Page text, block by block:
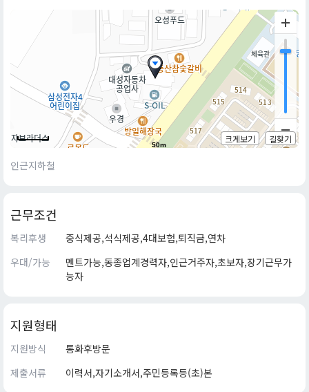
50m
크게보기 길찾기
인근지하철
근무조건
복리후생
중식제공,석식제공,4대보험,퇴직금,연차
우대/가능
멘트가능,동종업계경력자,인근거주자,초보자,장기근무가
능자
지원형태
지원방식
통화후방문
제출서류
이력서,자기소개서,주민등록등(초)본